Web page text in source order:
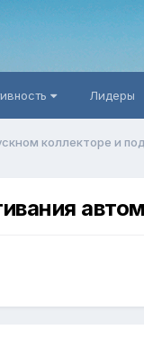
Лидеры
коллекторе и